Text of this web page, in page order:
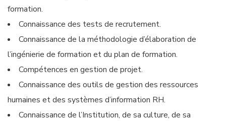
formation.
Connaissance des tests de recrutement.
Connaissance de la méthodologie d’élaboration de
l’ingénierie de formation et du plan de formation.
Compétences en gestion de projet.
Connaissance des outils de gestion des ressources
humaines et des systèmes d’information RH.
Connaissance de l’Institution, de sa culture, de sa